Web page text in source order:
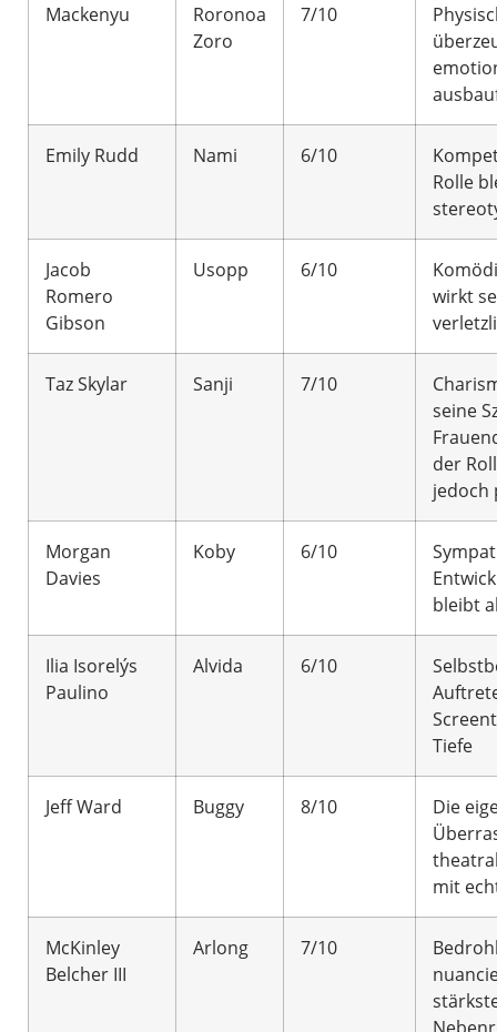
Mackenyu
Roronoa
Zoro
7/10
Emily Rudd Nami 6/10
Rolle
Jacob
Romero
Gibson
Usopp 6/10
wirkt
Taz Skylar Sanji 7/10
seine
der
jedoch
Morgan
Davies
Koby 6/10
bleibt
Ilia Isorelýs
Paulino
Alvida 6/10
Tiefe
Jeff Ward Buggy 8/10
Die
mit
McKinley
Belcher III
Arlong 7/10